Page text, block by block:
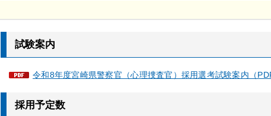
試験案内
令和8年度宮崎県警察官（心理捜査官）採用選考試験案内（
採用予定数